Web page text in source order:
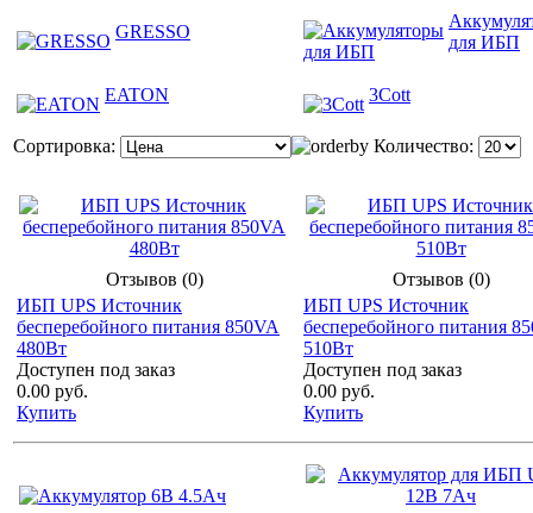
GRESSO
для ИБП
EATON 3Cott
Сортировка: Количество:
Отзывов (0)
ИБП UPS Источник
бесперебойного питания 850VA
480Вт
Доступен под заказ
0.00 руб.
Купить
Отзывов (0)
ИБП UPS Источник
бесперебойного питания
510Вт
Доступен под заказ
0.00 руб.
Купить